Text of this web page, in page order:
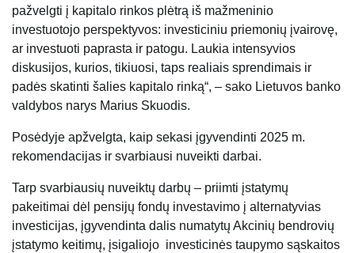
pažvelgti į kapitalo rinkos plėtrą iš mažmeninio
investuotojo perspektyvos: investiciniu priemonių įvairovę,
ar investuoti paprasta ir patogu. Laukia intensyvios
diskusijos, kurios, tikiuosi, taps realiais sprendimais ir
padės skatinti šalies kapitalo rinką“, – sako Lietuvos banko
valdybos narys Marius Skuodis.
Posėdyje apžvelgta, kaip sekasi įgyvendinti 2025 m.
rekomendacijas ir svarbiausi nuveikti darbai.
Tarp svarbiausių nuveiktų darbų – priimti įstatymų
pakeitimai dėl pensijų fondų investavimo į alternatyvias
investicijas, įgyvendinta dalis numatytų Akcinių bendrovių
įstatymo keitimų, įsigaliojo investicinės taupymo sąskaitos